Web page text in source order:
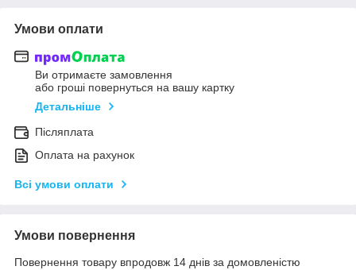
Умови оплати
Ви отримаєте замовлення
або гроші повернуться на вашу картку
Детальніше
Післяплата
Оплата на рахунок
Всі умови оплати
Умови повернення
Повернення товару впродовж 14 днів за домовленістю